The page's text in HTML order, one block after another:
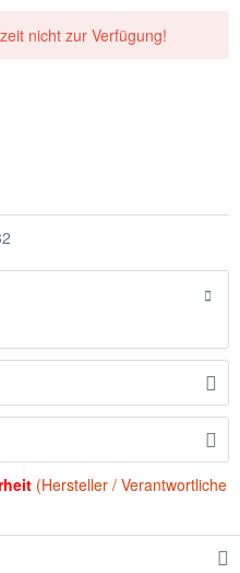
nicht zur Verfügung!
(Hersteller / Verantwortliche